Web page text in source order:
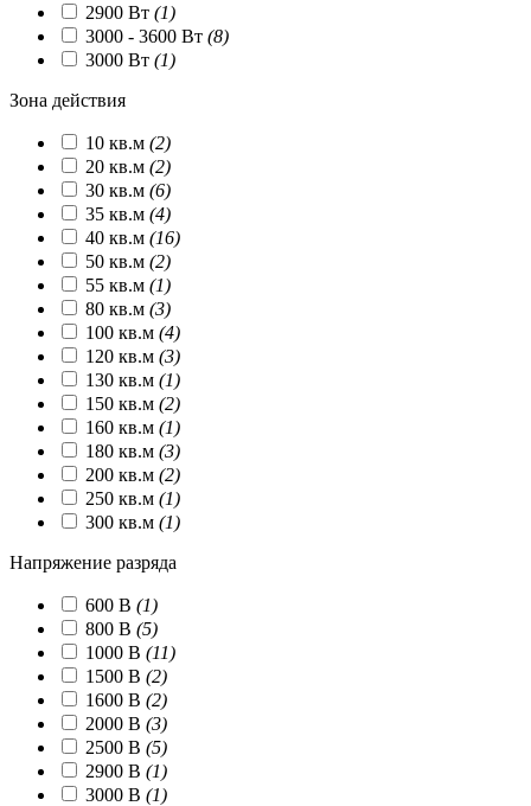
2900 Вт (1)
3000 - 3600 Вт (8)
3000 Вт (1)
Зона действия
10 кв.м (2)
20 кв.м (2)
30 кв.м (6)
35 кв.м (4)
40 кв.м (16)
50 кв.м (2)
55 кв.м (1)
80 кв.м (3)
100 кв.м (4)
120 кв.м (3)
130 кв.м (1)
150 кв.м (2)
160 кв.м (1)
180 кв.м (3)
200 кв.м (2)
250 кв.м (1)
300 кв.м (1)
Напряжение разряда
600 В (1)
800 В (5)
1000 В (11)
1500 В (2)
1600 В (2)
2000 В (3)
2500 В (5)
2900 В (1)
3000 В (1)